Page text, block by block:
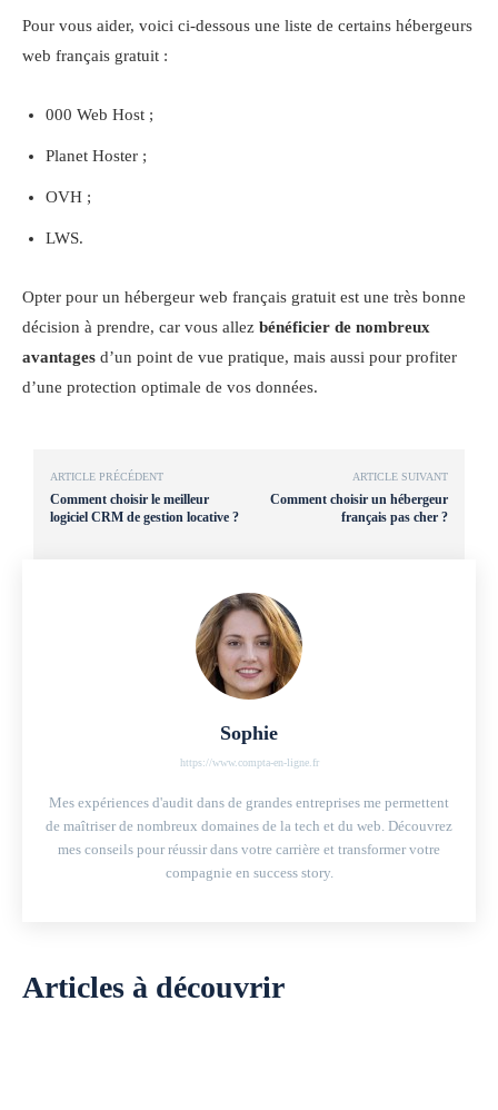
Pour vous aider, voici ci-dessous une liste de certains hébergeurs
web français gratuit :
000 Web Host ;
Planet Hoster ;
OVH ;
LWS.
Opter pour un hébergeur web français gratuit est une très bonne
décision à prendre, car vous allez bénéficier de nombreux
avantages d’un point de vue pratique, mais aussi pour profiter
d’une protection optimale de vos données.
ARTICLE PRÉCÉDENT
Comment choisir le meilleur
logiciel CRM de gestion locative ?
ARTICLE SUIVANT
Comment choisir un hébergeur
français pas cher ?
Sophie
https://www.compta-en-ligne.fr
Mes expériences d'audit dans de grandes entreprises me permettent
de maîtriser de nombreux domaines de la tech et du web. Découvrez
mes conseils pour réussir dans votre carrière et transformer votre
compagnie en success story.
Articles à découvrir